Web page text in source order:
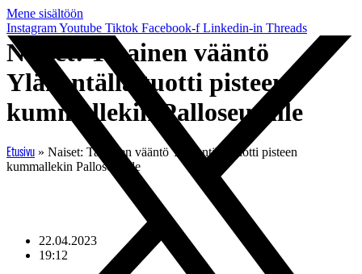
Mene sisältöön
InstagramYoutube Tiktok Facebook-f Linkedin-in Threads
Naiset: Tasainen vääntö
Yläkentällä tuotti pisteen
kummallekin Palloseuralle
Etusivu » Naiset: Tasainen vääntö Yläkentällä tuotti pisteen
kummallekin Palloseuralle
22.04.2023
19:12